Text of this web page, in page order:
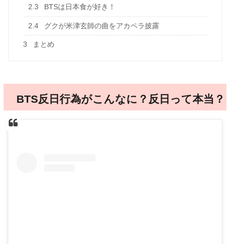
2.3 BTSは日本食が好き！
2.4 グクが米津玄師の曲をアカペラ披露
3 まとめ
BTS反日行為がこんなに？反日って本当？